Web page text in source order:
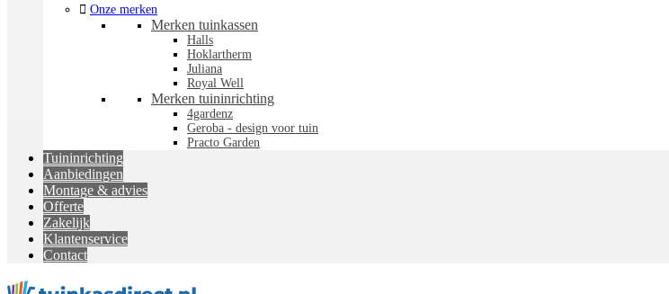
 Onze merken
Merken tuinkassen
Halls
Hoklartherm
Juliana
Royal Well
Merken tuininrichting
4gardenz
Geroba - design voor tuin
Practo Garden
Tuininrichting
Aanbiedingen
Montage & advies
Offerte
Zakelijk
Klantenservice
Contact